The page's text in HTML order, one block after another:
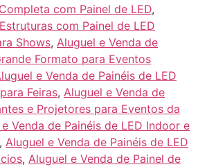
com Painel de LED,
com Painel de LED
Shows, Aluguel e Venda de
Formato para Eventos
e Venda de Painéis de LED
Feiras, Aluguel e Venda de
e Projetores para Eventos da
Venda de Painéis de LED Indoor e
, Aluguel e Venda de Painéis de LED
, Aluguel e Venda de Painel de